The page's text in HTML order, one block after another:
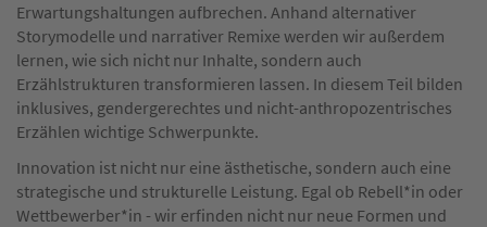
Erwartungshaltungen aufbrechen. Anhand alternativer
Storymodelle und narrativer Remixe werden wir außerdem
lernen, wie sich nicht nur Inhalte, sondern auch
Erzählstrukturen transformieren lassen. In diesem Teil bilden
inklusives, gendergerechtes und nicht-anthropozentrisches
Erzählen wichtige Schwerpunkte.
Innovation ist nicht nur eine ästhetische, sondern auch eine
strategische und strukturelle Leistung. Egal ob Rebell*in oder
Wettbewerber*in - wir erfinden nicht nur neue Formen und